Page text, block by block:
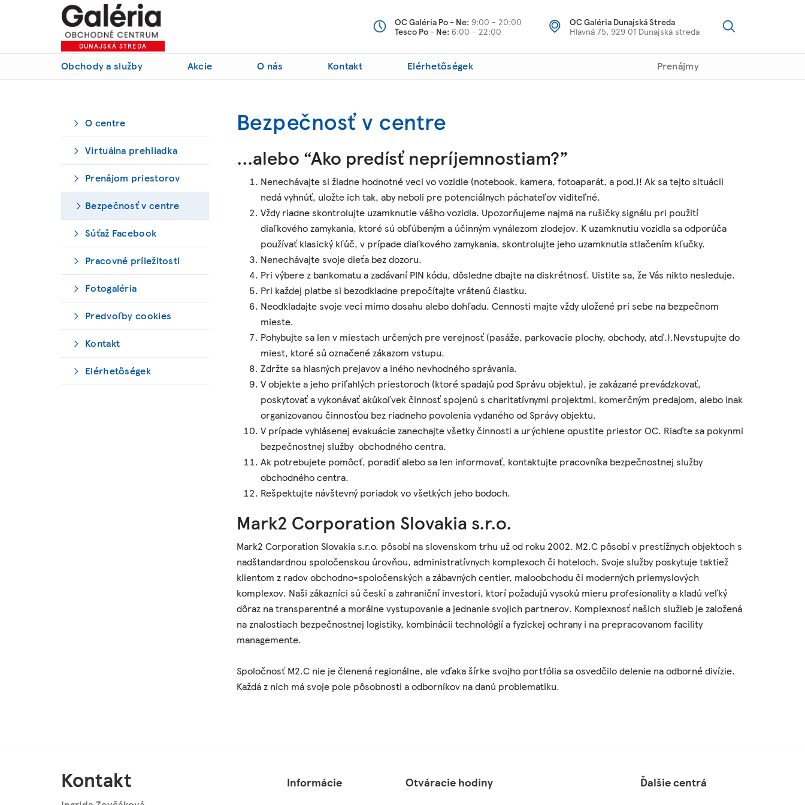
DUNAJSKÁ STREDA
OC Galéria Po - Ne: 9:00 - 20:00
Tesco Po - Ne: 6:00 - 22:00
OC Galéria Dunajská Streda
Hlavná 75, 929 01 Dunajská streda
Prenájmy
Obchody a služby Akcie O nás Kontakt Elérhetőségek
O centre
Virtuálna prehliadka
Prenájom priestorov
Bezpečnosť v centre
Súťaž Facebook
Pracovné príležitosti
Fotogaléria
Predvoľby cookies
Kontakt
Elérhetőségek
Bezpečnosť v centre
…alebo “Ako predísť nepríjemnostiam?”
Nenechávajte si žiadne hodnotné veci vo vozidle (notebook, kamera, fotoaparát, a pod.)! Ak sa tejto situácii
nedá vyhnúť, uložte ich tak, aby neboli pre potenciálnych páchateľov viditeľné.
Vždy riadne skontrolujte uzamknutie vášho vozidla. Upozorňujeme najmä na rušičky signálu pri použití
diaľkového zamykania, ktoré sú obľúbeným a účinným vynálezom zlodejov. K uzamknutiu vozidla sa odporúča
používať klasický kľúč, v prípade diaľkového zamykania, skontrolujte jeho uzamknutia stlačením kľučky.
Nenechávajte svoje dieťa bez dozoru.
Pri výbere z bankomatu a zadávaní PIN kódu, dôsledne dbajte na diskrétnosť. Uistite sa, že Vás nikto nesleduje.
Pri každej platbe si bezodkladne prepočítajte vrátenú čiastku.
Neodkladajte svoje veci mimo dosahu alebo dohľadu. Cennosti majte vždy uložené pri sebe na bezpečnom
mieste.
Pohybujte sa len v miestach určených pre verejnosť (pasáže, parkovacie plochy, obchody, atď.).Nevstupujte do
miest, ktoré sú označené zákazom vstupu.
Zdržte sa hlasných prejavov a iného nevhodného správania.
V objekte a jeho priľahlých priestoroch (ktoré spadajú pod Správu objektu), je zakázané prevádzkovať,
poskytovať a vykonávať akúkoľvek činnosť spojenú s charitatívnymi projektmi, komerčným predajom, alebo inak
organizovanou činnosťou bez riadneho povolenia vydaného od Správy objektu.
V prípade vyhlásenej evakuácie zanechajte všetky činnosti a urýchlene opustite priestor OC. Riaďte sa pokynmi
bezpečnostnej služby obchodného centra.
Ak potrebujete pomôcť, poradiť alebo sa len informovať, kontaktujte pracovníka bezpečnostnej služby
obchodného centra.
Rešpektujte návštevný poriadok vo všetkých jeho bodoch.
Mark2 Corporation Slovakia s.r.o.
Mark2 Corporation Slovakia s.r.o. pôsobí na slovenskom trhu už od roku 2002. M2.C pôsobí v prestížnych objektoch s
nadštandardnou spoločenskou úrovňou, administratívnych komplexoch či hoteloch. Svoje služby poskytuje taktiež
klientom z radov obchodno-spoločenských a zábavných centier, maloobchodu či moderných priemyslových
komplexov. Naši zákazníci sú českí a zahraniční investori, ktorí požadujú vysokú mieru profesionality a kladú veľký
dôraz na transparentné a morálne vystupovanie a jednanie svojich partnerov. Komplexnosť našich služieb je založená
na znalostiach bezpečnostnej logistiky, kombinácii technológií a fyzickej ochrany i na prepracovanom facility
managemente.
Spoločnosť M2.C nie je členená regionálne, ale vďaka šírke svojho portfólia sa osvedčilo delenie na odborné divízie.
Každá z nich má svoje pole pôsobnosti a odborníkov na danú problematiku.
Kontakt Informácie Otváracie hodiny Ďalšie centrá